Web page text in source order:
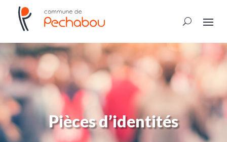
Pièces d’identités